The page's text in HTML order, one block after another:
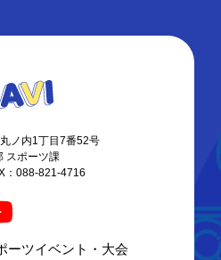
ノ内1丁目7番52号
スポーツ課
088-821-4716
ーツイベント・大会